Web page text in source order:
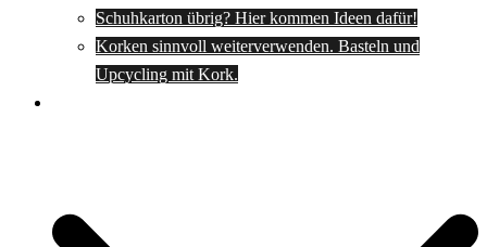
Schuhkarton übrig? Hier kommen Ideen dafür!
Korken sinnvoll weiterverwenden. Basteln und
Upcycling mit Kork.